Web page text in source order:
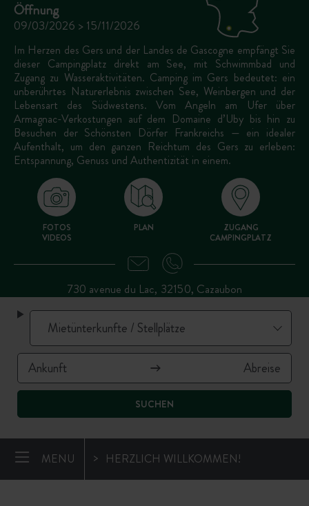
SUCHEN
Öffnung
09/03/2026 > 15/11/2026
Im Herzen des Gers und der Landes de Gascogne empfängt Sie
dieser Campingplatz direkt am See, mit Schwimmbad und
Zugang zu Wasseraktivitäten. Camping im Gers bedeutet: ein
unberührtes Naturerlebnis zwischen See, Weinbergen und der
Lebensart des Südwestens. Vom Angeln am Ufer über
Armagnac-Verkostungen auf dem Domaine d’Uby bis hin zu
Besuchen der Schönsten Dörfer Frankreichs — ein idealer
Aufenthalt, um den ganzen Reichtum des Gers zu erleben:
Entspannung, Genuss und Authentizität in einem.
FOTOS
VIDEOS
PLAN
ZUGANG
CAMPINGPLATZ
730 avenue du Lac, 32150, Cazaubon
MENU HERZLICH WILLKOMMEN!